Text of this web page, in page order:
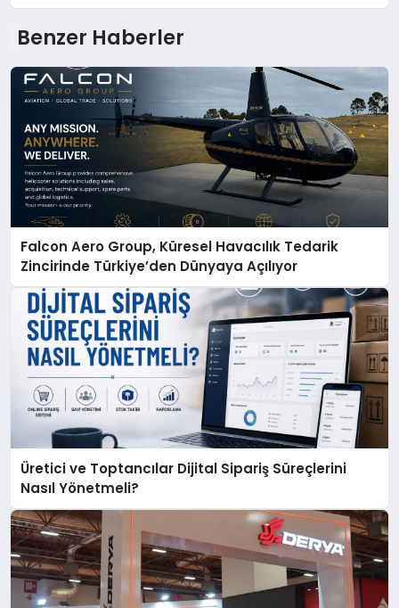
Benzer Haberler
Falcon Aero Group, Küresel Havacılık Tedarik
Zincirinde Türkiye’den Dünyaya Açılıyor
Üretici ve Toptancılar Dijital Sipariş Süreçlerini
Nasıl Yönetmeli?